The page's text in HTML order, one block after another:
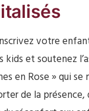
votre
kids et soutenez
en Rose » qui se
de la présence,